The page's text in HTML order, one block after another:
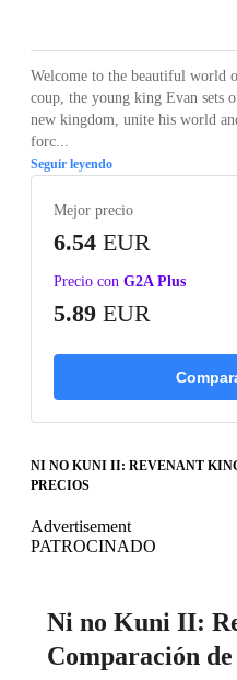
Welcome to the beautiful
coup, the young king Evan sets
new kingdom, unite his world
forc...
Seguir leyendo
Mejor precio
6.54 EUR
Precio con G2A Plus
5.89 EUR
NI NO KUNI II: REVENANT
PRECIOS
Advertisement
PATROCINADO
Ni no Kuni II:
Comparación